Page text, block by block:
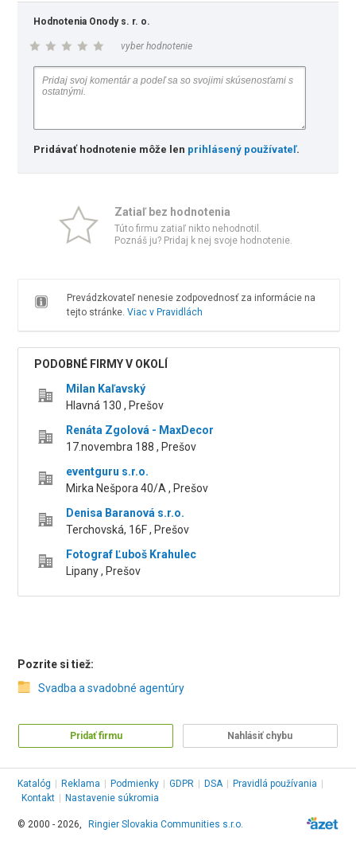
Hodnotenia Onody s. r. o.
vyber hodnotenie
Pridávať hodnotenie môže len prihlásený používateľ.
Zatiaľ bez hodnotenia
Túto firmu zatiaľ nikto nehodnotil.
Poznáš ju? Pridaj k nej svoje hodnotenie.
Prevádzkovateľ nenesie zodpovednosť za informácie na
tejto stránke. Viac v Pravidlách
PODOBNÉ FIRMY V OKOLÍ
Milan Kaľavský
Hlavná 130 , Prešov
Renáta Zgolová - MaxDecor
17.novembra 188 , Prešov
eventguru s.r.o.
Mirka Nešpora 40/A , Prešov
Denisa Baranová s.r.o.
Terchovská, 16F , Prešov
Fotograf Ľuboš Krahulec
Lipany , Prešov
Pozrite si tiež:
Svadba a svadobné agentúry
Pridať firmu Nahlásiť chybu
Katalóg Reklama Podmienky GDPR DSA Pravidlá používania
Kontakt
Nastavenie súkromia
© 2000 - 2026, Ringier Slovakia Communities s.r.o.